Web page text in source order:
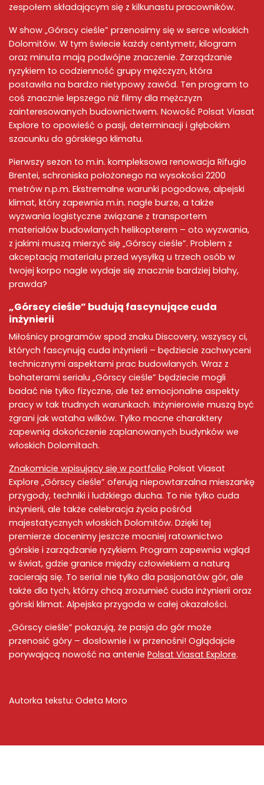
zespołem składającym się z kilkunastu pracowników.
W show „Górscy cieśle” przenosimy się w serce włoskich
Dolomitów. W tym świecie każdy centymetr, kilogram
oraz minuta mają podwójne znaczenie. Zarządzanie
ryzykiem to codzienność grupy mężczyzn, która
postawiła na bardzo nietypowy zawód. Ten program to
coś znacznie lepszego niż filmy dla mężczyzn
zainteresowanych budownictwem. Nowość Polsat Viasat
Explore to opowieść o pasji, determinacji i głębokim
szacunku do górskiego klimatu.
Pierwszy sezon to m.in. kompleksowa renowacja Rifugio
Brentei, schroniska położonego na wysokości 2200
metrów n.p.m. Ekstremalne warunki pogodowe, alpejski
klimat, który zapewnia m.in. nagłe burze, a także
wyzwania logistyczne związane z transportem
materiałów budowlanych helikopterem – oto wyzwania,
z jakimi muszą mierzyć się „Górscy cieśle”. Problem z
akceptacją materiału przed wysyłką u trzech osób w
twojej korpo nagle wydaje się znacznie bardziej błahy,
prawda?
„Górscy cieśle” budują fascynującecuda
inżynierii
Miłośnicy programów spod znaku Discovery, wszyscy ci,
których fascynują cuda inżynierii – będziecie zachwyceni
technicznymi aspektami prac budowlanych. Wraz z
bohaterami serialu „Górscy cieśle” będziecie mogli
badać nie tylko fizyczne, ale też emocjonalne aspekty
pracy w tak trudnych warunkach. Inżynierowie muszą być
zgrani jak wataha wilków. Tylko mocne charaktery
zapewnią dokończenie zaplanowanych budynków we
włoskich Dolomitach.
Znakomicie wpisujący się w portfolio Polsat Viasat
Explore „Górscy cieśle” oferują niepowtarzalna mieszankę
przygody, techniki i ludzkiego ducha. To nie tylko cuda
inżynierii, ale także celebracja życia pośród
majestatycznych włoskich Dolomitów. Dzięki tej
premierze docenimy jeszcze mocniej ratownictwo
górskie i zarządzanie ryzykiem. Program zapewnia wgląd
w świat, gdzie granice między człowiekiem a naturą
zacierają się. To serial nie tylko dla pasjonatów gór, ale
także dla tych, którzy chcą zrozumieć cuda inżynierii oraz
górski klimat. Alpejska przygoda w całej okazałości.
„Górscy cieśle” pokazują, że pasja do gór może
przenosić góry – dosłownie i w przenośni! Oglądajcie
porywającą nowość na antenie Polsat Viasat Explore.
Autorka tekstu: Odeta Moro